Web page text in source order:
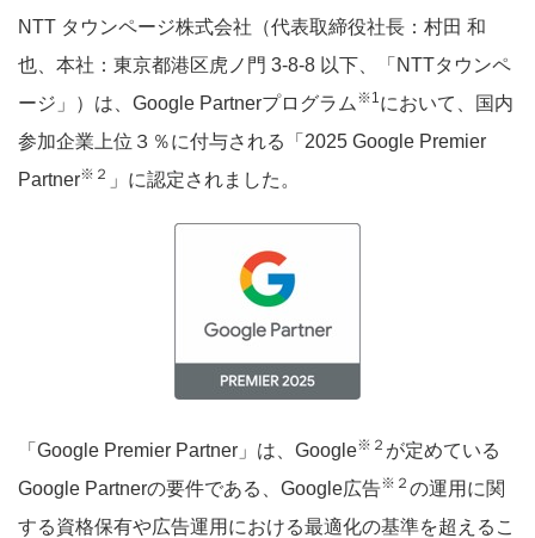
NTT タウンページ株式会社（代表取締役社長：村田 和
也、本社：東京都港区虎ノ門 3-8-8 以下、「NTTタウンペ
ージ」）は、Google Partnerプログラム ※1 において、国内
参加企業上位３％に付与される「2025 Google Premier
Partner※２ 」に認定されました。
「Google Premier Partner」は、Google※２ が定めている
Google Partnerの要件である、Google広告※２ の運用に関
する資格保有や広告運用における最適化の基準を超えるこ